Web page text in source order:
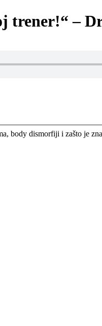
trener!“ –
body dismorfiji i zašto je